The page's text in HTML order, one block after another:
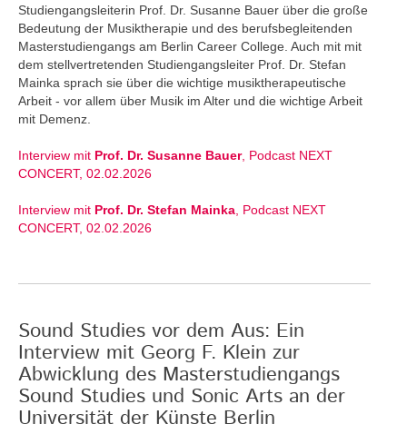
Studiengangsleiterin Prof. Dr. Susanne Bauer über die große
Bedeutung der Musiktherapie und des berufsbegleitenden
Masterstudiengangs am Berlin Career College. Auch mit mit
dem stellvertretenden Studiengangsleiter Prof. Dr. Stefan
Mainka sprach sie über die wichtige musiktherapeutische
Arbeit - vor allem über Musik im Alter und die wichtige Arbeit
mit Demenz.
Interview mit Prof. Dr. Susanne Bauer, Podcast NEXT
CONCERT, 02.02.2026
Interview mit Prof. Dr. Stefan Mainka , Podcast NEXT
CONCERT, 02.02.2026
Sound Studies vor dem Aus: Ein
Interview mit Georg F. Klein zur
Abwicklung des Masterstudiengangs
Sound Studies und Sonic Arts an der
Universität der Künste Berlin